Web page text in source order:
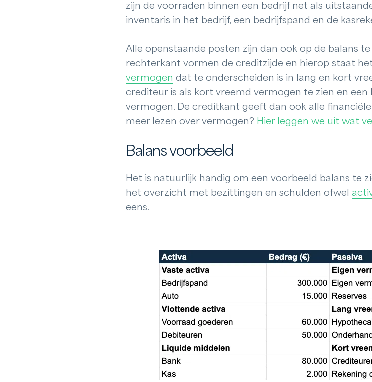
zijn de voorraden binnen een bedrijf net als
inventaris in het bedrijf, een bedrijfspand en de
Alle openstaande posten zijn dan ook op de balans te
rechterkant vormen de creditzijde en hierop staat
vermogen dat te onderscheiden is in lang en kort
crediteur is als kort vreemd vermogen te zien en
vermogen. De creditkant geeft dan ook alle
meer lezen over vermogen? Hier leggen we uit wat
Balans voorbeeld
Het is natuurlijk handig om een voorbeeld balans te
het overzicht met bezittingen en schulden ofwel
eens.